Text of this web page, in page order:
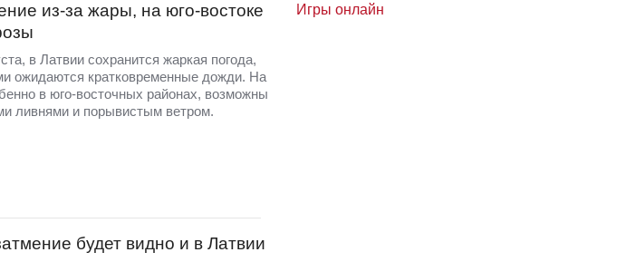
из-за жары, на юго-востоке
в Латвии сохранится жаркая погода,
ожидаются кратковременные дожди. На
в юго-восточных районах, возможны
ливнями и порывистым ветром.
будет видно и в Латвии
Игры онлайн